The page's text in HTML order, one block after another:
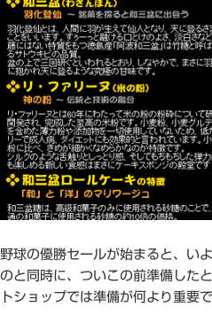
野球の優勝セールが始まると、い
のと同時に、ついこの前準備した
トショップでは準備が何より重要で